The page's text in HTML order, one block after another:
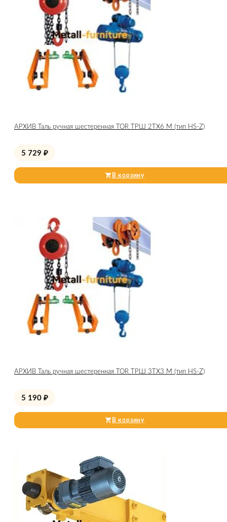
АРХИВ Таль ручная шестеренная TOR ТРШ 2ТХ6 М (тип HS-Z)
5 729 ₽
В корзину
АРХИВ Таль ручная шестеренная TOR ТРШ 3ТХ3 М (тип HS-Z)
5 190 ₽
В корзину